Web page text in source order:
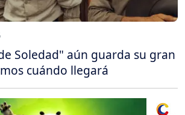
Soledad" aún guarda su gran
cuándo llegará